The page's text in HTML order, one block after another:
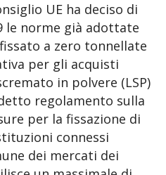
UE ha deciso di
le norme già adottate
a zero tonnellate
per gli acquisti
in polvere (LSP)
regolamento sulla
per la fissazione di
connessi
dei mercati dei